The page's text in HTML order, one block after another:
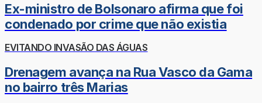
Ex-ministro de Bolsonaro afirma que foi
condenado por crime que não existia
EVITANDO INVASÃO DAS ÁGUAS
Drenagem avança na Rua Vasco da Gama
no bairro três Marias